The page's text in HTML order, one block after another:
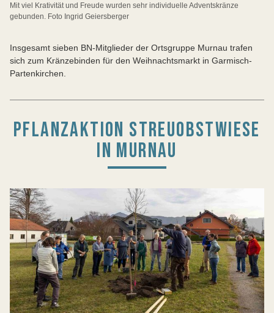
Mit viel Krativität und Freude wurden sehr individuelle Adventskränze
gebunden. Foto Ingrid Geiersberger
Insgesamt sieben BN-Mitglieder der Ortsgruppe Murnau trafen
sich zum Kränzebinden für den Weihnachtsmarkt in Garmisch-
Partenkirchen.
PFLANZAKTION STREUOBSTWIESE
IN MURNAU